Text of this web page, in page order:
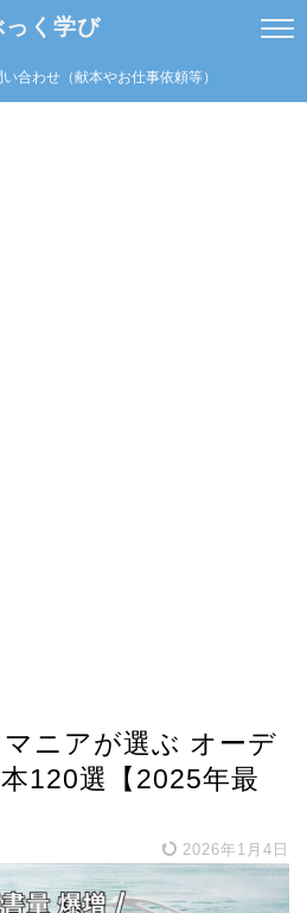
っく学び
い合わせ（献本やお仕事依頼等）
ニアが選ぶ オーデ
120選【2025年最
2026年1月4日